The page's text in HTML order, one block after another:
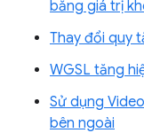
bằng giá trị
Thay đổi quy
WGSL tăng
Sử dụng
bên ngoài